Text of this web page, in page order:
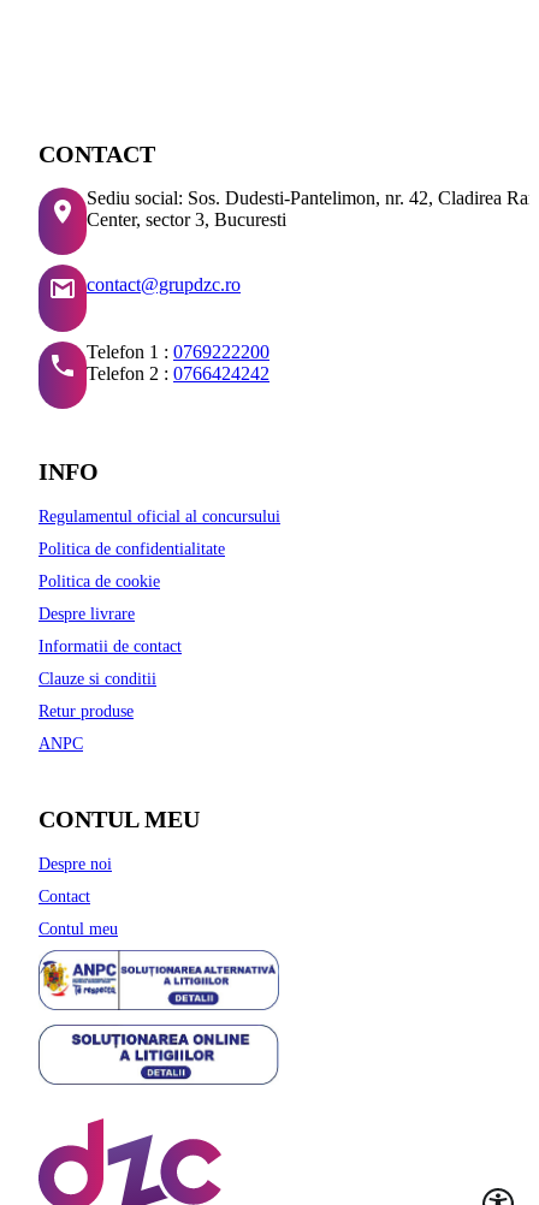
CONTACT
Sediu social: Sos. Dudesti-Pantelimon, nr. 42, Cladirea
Center, sector 3, Bucuresti
contact@grupdzc.ro
Telefon 1 : 0769222200
Telefon 2 : 0766424242
INFO
Regulamentul oficial al concursului
Politica de confidentialitate
Politica de cookie
Despre livrare
Informatii de contact
Clauze si conditii
Retur produse
ANPC
CONTUL MEU
Despre noi
Contact
Contul meu